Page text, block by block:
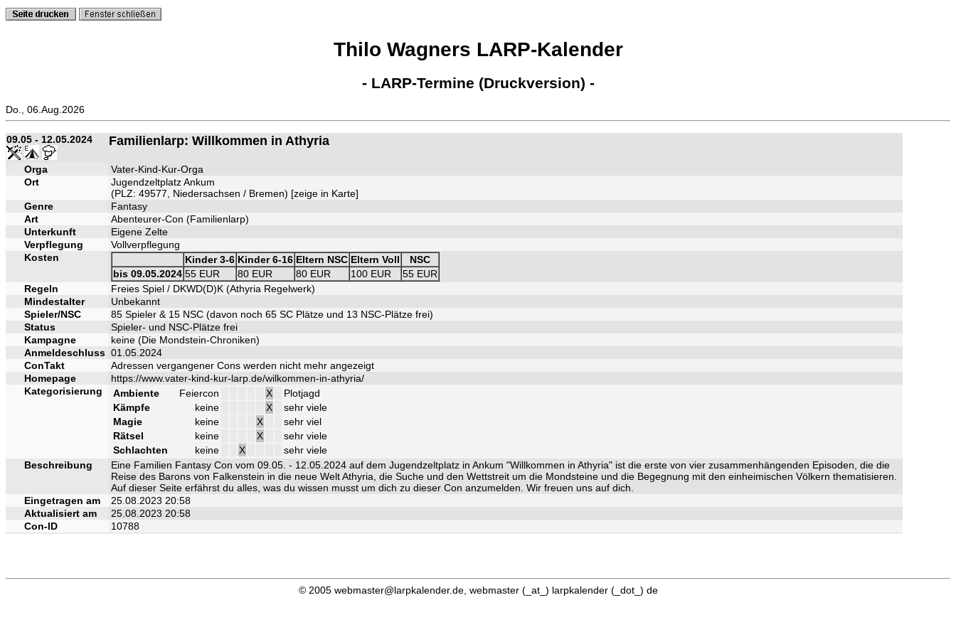
Thilo Wagners LARP-Kalender
- LARP-Termine (Druckversion) -
Do., 06.Aug.2026
09.05 - 12.05.2024 Familienlarp: Willkommen in Athyria
Orga
Vater-Kind-Kur-Orga
Ort
Jugendzeltplatz Ankum
(PLZ: 49577, Niedersachsen / Bremen) [zeige in Karte]
Genre
Fantasy
Art
Abenteurer-Con (Familienlarp)
Unterkunft
Eigene Zelte
Verpflegung
Vollverpflegung
Kosten
Kinder 3-6 Kinder 6-16 Eltern NSC Eltern Voll
NSC
bis 09.05.2024 55 EUR 80 EUR 80 EUR 100 EUR
55 EUR
Regeln
Freies Spiel / DKWD(D)K (Athyria Regelwerk)
Mindestalter
Unbekannt
Spieler/NSC
85 Spieler & 15 NSC (davon noch 65 SC Plätze und 13 NSC-Plätze frei)
Status
Spieler- und NSC-Plätze frei
Kampagne
keine (Die Mondstein-Chroniken)
Anmeldeschluss 01.05.2024
ConTakt
Adressen vergangener Cons werden nicht mehr angezeigt
Homepage
https://www.vater-kind-kur-larp.de/wilkommen-in-athyria/
Kategorisierung
Ambiente Feiercon X
Plotjagd
Kämpfe
keine X
sehr viele
Magie
keine X
sehr viel
Rätsel
keine X
sehr viele
Schlachten
keine X
sehr viele
Beschreibung
Eine Familien Fantasy Con vom 09.05. - 12.05.2024 auf dem Jugendzeltplatz in Ankum "Willkommen in Athyria" ist die erste von vier zusammenhängenden Episoden, die die
Reise des Barons von Falkenstein in die neue Welt Athyria, die Suche und den Wettstreit um die Mondsteine und die Begegnung mit den einheimischen Völkern thematisieren.
Auf dieser Seite erfährst du alles, was du wissen musst um dich zu dieser Con anzumelden. Wir freuen uns auf dich.
Eingetragen am
25.08.2023 20:58
Aktualisiert am
25.08.2023 20:58
Con-ID
10788
© 2005 webmaster@larpkalender.de, webmaster (_at_) larpkalender (_dot_) de